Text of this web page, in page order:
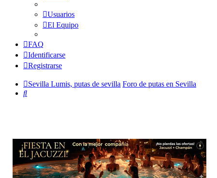
Usuarios
El Equipo
FAQ
Identificarse
Registrarse
Sevilla Lumis, putas de sevilla Foro de putas en Sevilla
Buscar